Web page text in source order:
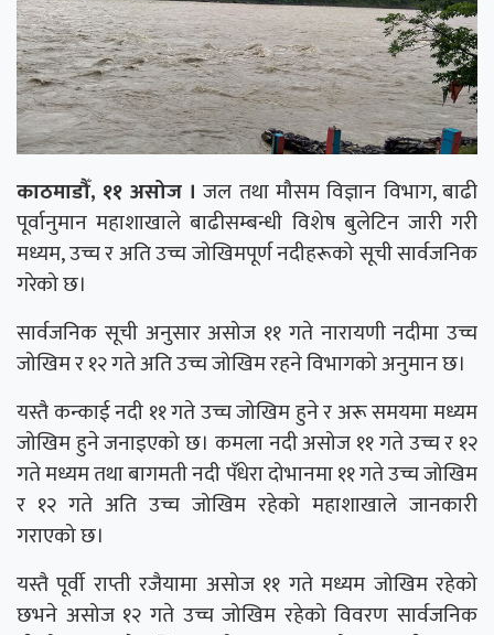
काठमाडौँ, ११ असोज । जल तथा मौसम विज्ञान विभाग, बाढी
पूर्वानुमान महाशाखाले बाढीसम्बन्धी विशेष बुलेटिन जारी गरी
मध्यम, उच्च र अति उच्च जोखिमपूर्ण नदीहरूको सूची सार्वजनिक
गरेको छ।
सार्वजनिक सूची अनुसार असोज ११ गते नारायणी नदीमा उच्च
जोखिम र १२ गते अति उच्च जोखिम रहने विभागको अनुमान छ।
यस्तै कन्काई नदी ११ गते उच्च जोखिम हुने र अरू समयमा मध्यम
जोखिम हुने जनाइएको छ। कमला नदी असोज ११ गते उच्च र १२
गते मध्यम तथा बागमती नदी पँधेरा दोभानमा ११ गते उच्च जोखिम
र १२ गते अति उच्च जोखिम रहेको महाशाखाले जानकारी
गराएको छ।
यस्तै पूर्वी राप्ती रजैयामा असोज ११ गते मध्यम जोखिम रहेको
छभने असोज १२ गते उच्च जोखिम रहेको विवरण सार्वजनिक